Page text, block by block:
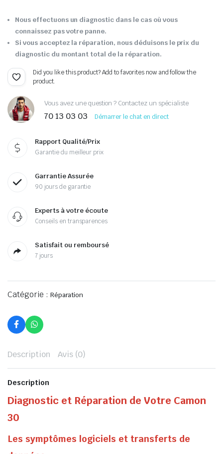
Nous effectuons un diagnostic dans le cas où vous
connaissez pas votre panne.
Si vous acceptez la réparation, nous déduisons le prix du
diagnostic du montant total de la réparation.
Did you like this product? Add to favorites now and follow the
product.
Vous avez une question ? Contactez un spécialiste
70 13 03 03 Démarrer le chat en direct
Rapport Qualité/Prix
Garantie du meilleur prix
Garrantie Assurée
90 jours de garantie
Experts à votre écoute
Conseils en transparences
Satisfait ou remboursé
7 jours
Catégorie : Réparation
Description Avis (0)
Description
Diagnostic et Réparation de Votre Camon
30
Les symptômes logiciels et transferts de